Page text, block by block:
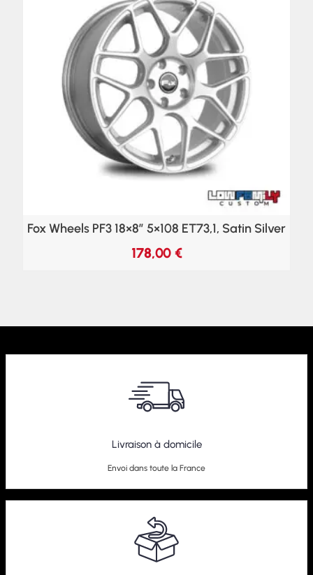
Fox Wheels PF3 18×8″ 5×108 ET73,1, Satin Silver
178,00 €
Livraison à domicile
Envoi dans toute la France